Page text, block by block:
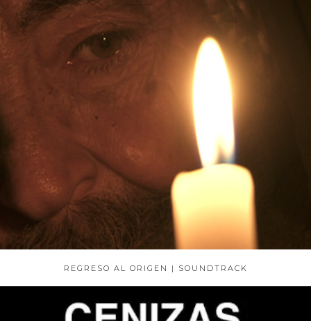
REGRESO AL ORIGEN | SOUNDTRACK